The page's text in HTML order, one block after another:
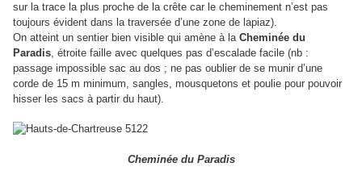
sur la trace la plus proche de la crête car le cheminement n’est pas
toujours évident dans la traversée d’une zone de lapiaz).
On atteint un sentier bien visible qui amène à la Cheminée du
Paradis, étroite faille avec quelques pas d’escalade facile (nb :
passage impossible sac au dos ; ne pas oublier de se munir d’une
corde de 15 m minimum, sangles, mousquetons et poulie pour pouvoir
hisser les sacs à partir du haut).
Cheminée du Paradis